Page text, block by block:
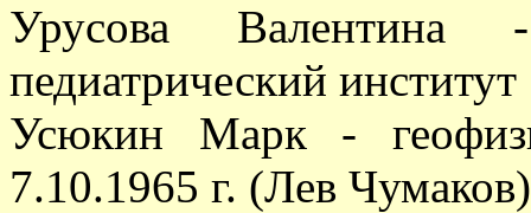
Урусова Валентина
педиатрический институт
Усюкин Марк -
7.10.1965 г. (Лев Чумаков)